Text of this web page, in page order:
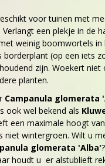
voor tuinen met
een plekje in de
weinig boomwortels in
borderplant (op een iets
zijn. Woekert
planten.
Campanula glomerata
ook wel bekend als
een maximale hoogt
niet wintergroen. Wilt u
glomerata 'Alba'
houdt u er alstublieft